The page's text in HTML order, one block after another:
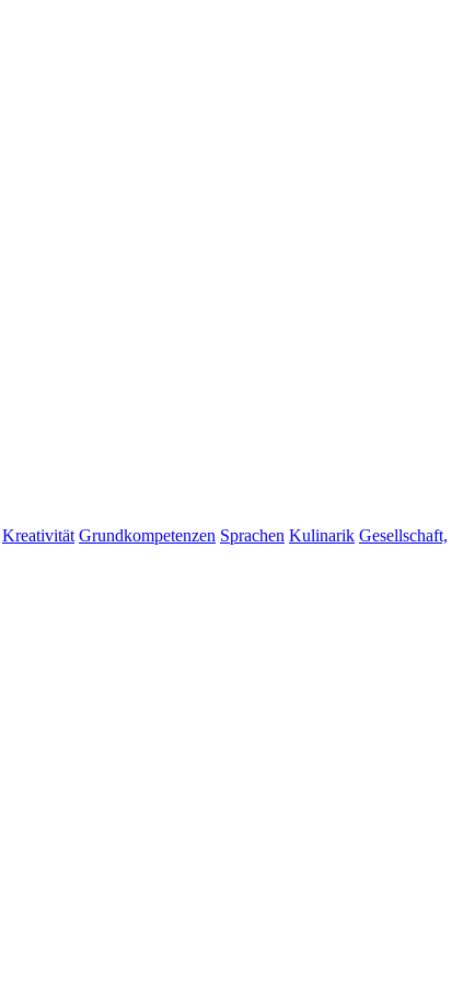
Kreativität Grundkompetenzen Sprachen Kulinarik Gesellschaft,